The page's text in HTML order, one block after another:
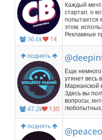
36.6k 14
Каждый
стартап, о
попытается
этом,
Рекламные
поднять
47.2k 130
Еще
утянет весь
Марианской
Здесь вы
вопросы,
любопытных,
поднять